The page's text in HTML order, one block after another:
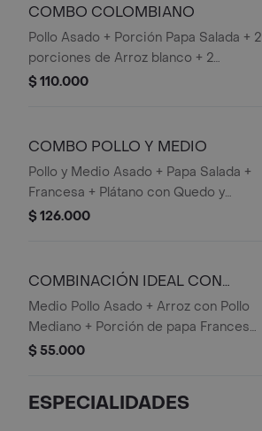
COMBO COLOMBIANO
Pollo Asado + Porción Papa Salada + 2
porciones de Arroz blanco + 2
porciones de frijol + plátano Maduro +
$ 110.000
COMBO POLLO Y MEDIO
Pollo y Medio Asado + Papa Salada +
Francesa + Plátano con Quedo y
Bocadillo + 1 bebida 1,5 lts.
$ 126.000
COMBINACIÓN IDEAL CON
ARROZ CON POLLO
Medio Pollo Asado + Arroz con Pollo
Mediano + Porción de papa Francesa
+ 2 bebidas personales.
$ 55.000
ESPECIALIDADES